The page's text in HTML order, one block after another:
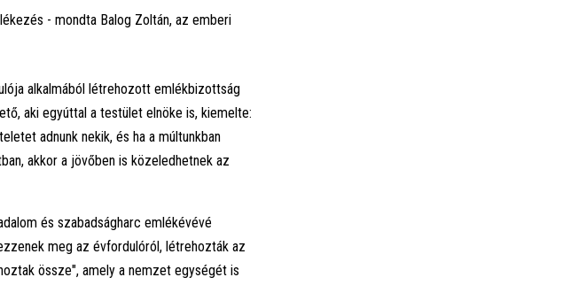
- mondta Balog Zoltán, az emberi
alkalmából létrehozott emlékbizottság
aki egyúttal a testület elnöke is, kiemelte:
adnunk nekik, és ha a múltunkban
akkor a jövőben is közeledhetnek az
és szabadságharc emlékévévé
meg az évfordulóról, létrehozták az
össze", amely a nemzet egységét is